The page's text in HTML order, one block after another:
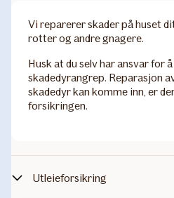
Vi reparerer skader på huset
rotter og andre gnagere.
Husk at du selv har ansvar for
skadedyrangrep. Reparasjon
skadedyr kan komme inn, er
forsikringen.
Utleieforsikring